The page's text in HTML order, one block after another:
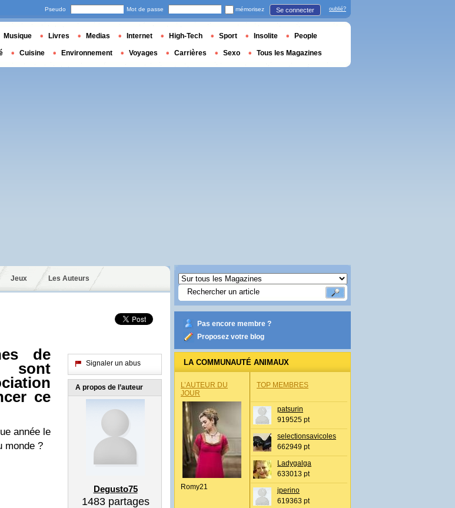
Jeux Les Auteurs
de
sont
ce
année le
monde ?
Signaler un abus
A propos de l’auteur
Degusto75
1483partages
Pas encore membre ?
Proposez votre blog
LA COMMUNAUTÉ ANIMAUX
L’AUTEUR DU
JOUR
Romy21
TOP MEMBRES
patsurin
919525 pt
selectionsavicoles
662949 pt
Ladygalga
633013 pt
jperino
619363 pt
Pseudo Mot de passe mémorisez Se connecter oublié?
Musique Livres Medias Internet High-Tech Sport Insolite People
Cuisine Environnement Voyages Carrières Sexo Tous les Magazines